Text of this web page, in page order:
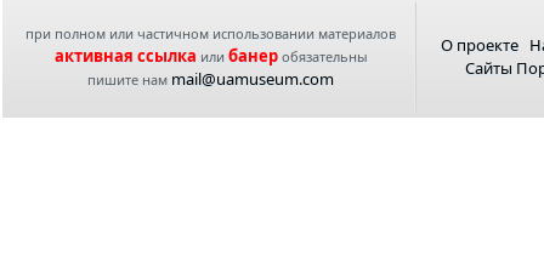
при полном или частичном использовании материалов
активная ссылка или банеробязательны
пишите нам mail@uamuseum.com
О проекте
Сайты